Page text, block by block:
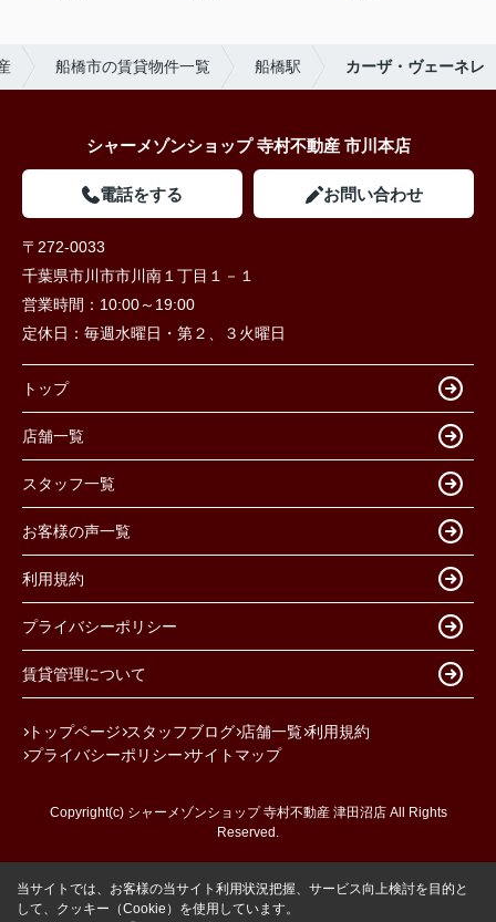
船橋市の賃貸物件一覧 船橋駅 カーザ・ヴェーネレ
シャーメゾンショップ 寺村不動産 市川本店
電話をする お問い合わせ
〒272-0033
千葉県市川市市川南１丁目１－１
営業時間： 10:00～19:00
定休日： 毎週水曜日・第２、３火曜日
トップ
店舗一覧
スタッフ一覧
お客様の声一覧
利用規約
プライバシーポリシー
賃貸管理について
トップページ スタッフブログ 店舗一覧 利用規約
プライバシーポリシー サイトマップ
Copyright(c) シャーメゾンショップ 寺村不動産 津田沼店 All Rights
Reserved.
当サイトでは、お客様の当サイト利用状況把握、サービス向上検討を目的と
して、クッキー（Cookie）を使用しています。